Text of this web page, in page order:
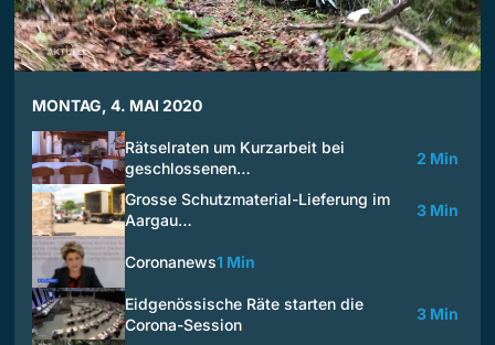
MONTAG, 4. MAI 2020
Rätselraten um Kurzarbeit bei
geschlossenen…
2 Min
Grosse Schutzmaterial-Lieferung im
Aargau…
3 Min
Coronanews1 Min
Eidgenössische Räte starten die
Corona-Session
3 Min